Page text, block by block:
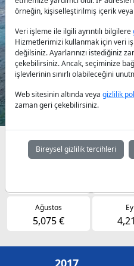
Previous
Müsaitlik durumuna göre
Ağustos
5,075 €
2017
örneğin, kişiselleştirilmiş içerik
Veri işleme ile ilgili ayrıntılı bilgilere
Hizmetlerimizi kullanmak için veri
değilsiniz. Ayarlarınızı istediğiniz
çekebilirsiniz. Ancak, seçiminize
işlevlerinin sınırlı olabileceğini
Web sitesinin altında veya gizlilik
zaman geri çekebilirsiniz.
Bireysel gizlilik tercihleri